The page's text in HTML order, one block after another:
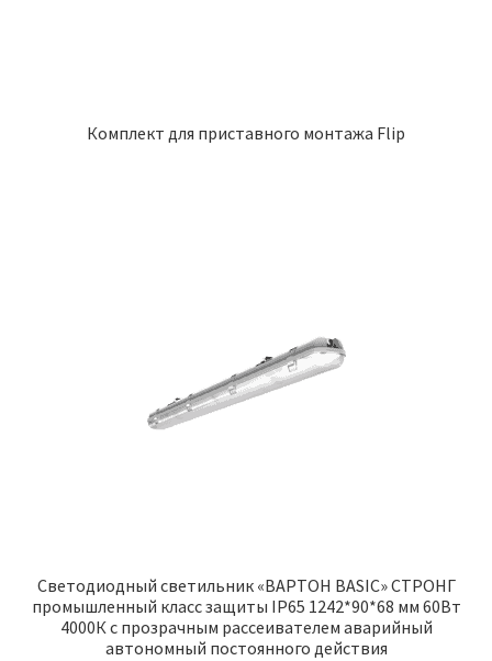
Комплект для приставного монтажа Flip
Светодиодный светильник «ВАРТОН BASIC» СТРОНГ
промышленный класс защиты IP65 1242*90*68 мм 60Вт
4000К с прозрачным рассеивателем аварийный
автономный постоянного действия